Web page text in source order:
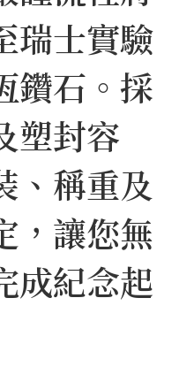
瑞士實驗
鑽石。採
塑封容
、稱重及
，讓您無
成紀念起